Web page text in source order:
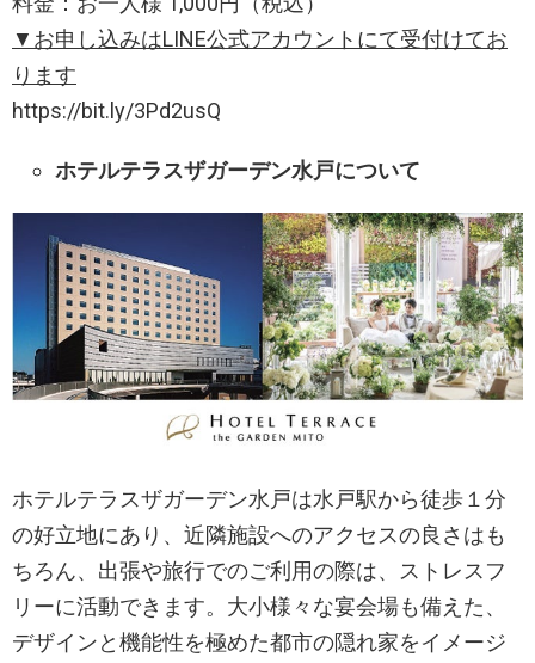
▼お申し込みはLINE公式アカウントにて受付けてお
ります
https://bit.ly/3Pd2usQ
ホテルテラスザガーデン水戸について
​ホテルテラスザガーデン水戸は水戸駅から徒歩１分
の好立地にあり、近隣施設へのアクセスの良さはも
ちろん、出張や旅行でのご利用の際は、ストレスフ
リーに活動できます。大小様々な宴会場も備えた、
デザインと機能性を極めた都市の隠れ家をイメージ